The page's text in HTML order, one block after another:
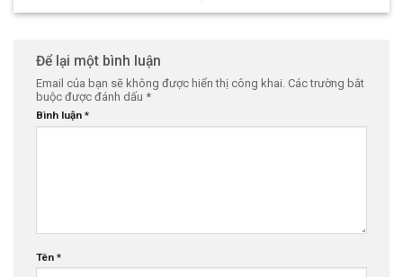
Để lại một bình luận
Email của bạn sẽ không được hiển thị công khai. Các trường bắt
buộc được đánh dấu *
Bình luận *
Tên *